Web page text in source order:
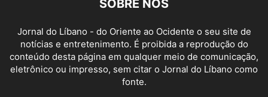
SOBRE NÓS
Jornal do Líbano - do Oriente ao Ocidente o seu site de
notícias e entretenimento. É proibida a reprodução do
conteúdo desta página em qualquer meio de comunicação,
eletrônico ou impresso, sem citar o Jornal do Líbano como
fonte.